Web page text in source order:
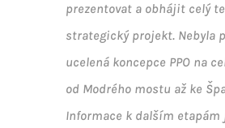
prezentovat a obhájit celý
strategický projekt. Nebyla
ucelená koncepce PPO na
od Modrého mostu až ke
Informace k dalším etapám